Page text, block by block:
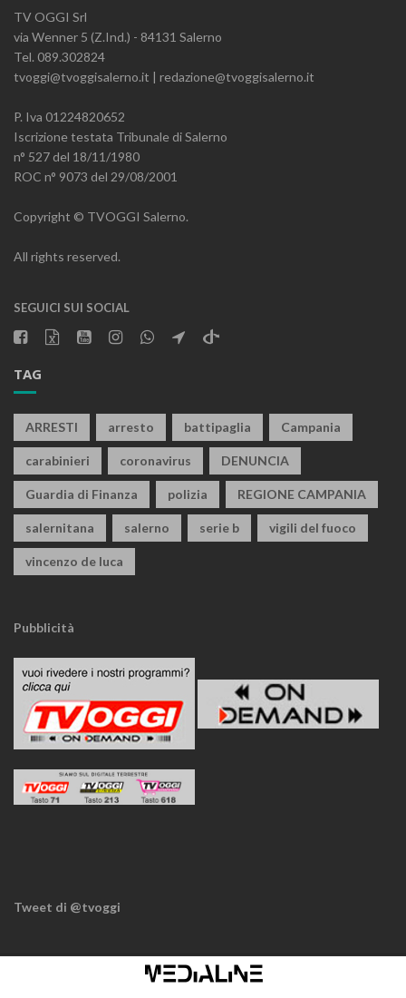
TV OGGI Srl
via Wenner 5 (Z.Ind.) - 84131 Salerno
Tel. 089.302824
tvoggi@tvoggisalerno.it | redazione@tvoggisalerno.it
P. Iva 01224820652
Iscrizione testata Tribunale di Salerno
n° 527 del 18/11/1980
ROC n° 9073 del 29/08/2001
Copyright © TVOGGI Salerno.
All rights reserved.
SEGUICI SUI SOCIAL
TAG
ARRESTI arresto battipaglia Campania
carabinieri coronavirus DENUNCIA
Guardia di Finanza polizia REGIONE CAMPANIA
salernitana salerno serie b vigili del fuoco
vincenzo de luca
Pubblicità
Tweet di @tvoggi